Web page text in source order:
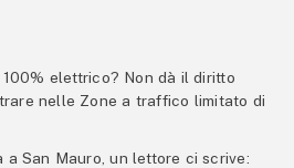
elettrico? Non dà il diritto
nelle Zone a traffico limitato di
a San Mauro, un lettore ci scrive: